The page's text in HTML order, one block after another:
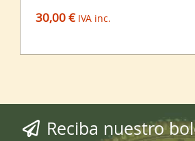
30,00 € IVA inc.
Reciba nuestro